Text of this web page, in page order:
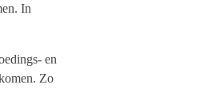
In
en
Zo